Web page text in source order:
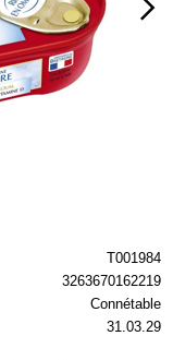
T001984
3263670162219
Connétable
31.03.29